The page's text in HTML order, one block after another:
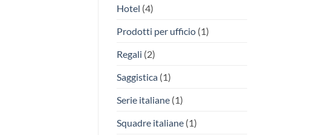
Hotel (4)
Prodotti per ufficio(1)
Regali (2)
Saggistica(1)
Serie italiane(1)
Squadre italiane(1)